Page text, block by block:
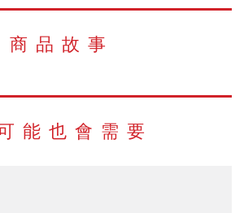
商品故事
能也會需要